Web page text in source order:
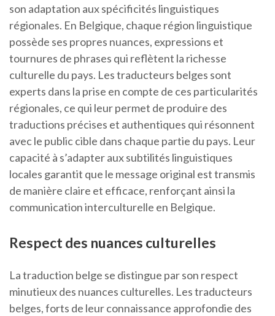
son adaptation aux spécificités linguistiques
régionales. En Belgique, chaque région linguistique
possède ses propres nuances, expressions et
tournures de phrases qui reflètent la richesse
culturelle du pays. Les traducteurs belges sont
experts dans la prise en compte de ces particularités
régionales, ce qui leur permet de produire des
traductions précises et authentiques qui résonnent
avec le public cible dans chaque partie du pays. Leur
capacité à s’adapter aux subtilités linguistiques
locales garantit que le message original est transmis
de manière claire et efficace, renforçant ainsi la
communication interculturelle en Belgique.
Respect des nuances culturelles
La traduction belge se distingue par son respect
minutieux des nuances culturelles. Les traducteurs
belges, forts de leur connaissance approfondie des